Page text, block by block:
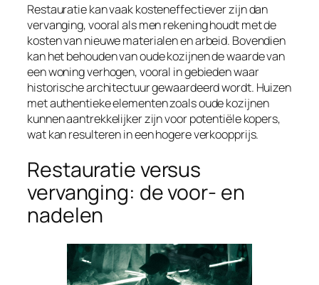
Restauratie kan vaak kosteneffectiever zijn dan
vervanging, vooral als men rekening houdt met de
kosten van nieuwe materialen en arbeid. Bovendien
kan het behouden van oude kozijnen de waarde van
een woning verhogen, vooral in gebieden waar
historische architectuur gewaardeerd wordt. Huizen
met authentieke elementen zoals oude kozijnen
kunnen aantrekkelijker zijn voor potentiële kopers,
wat kan resulteren in een hogere verkoopprijs.
Restauratie versus
vervanging: de voor- en
nadelen